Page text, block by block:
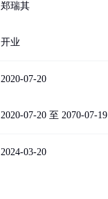
郑瑞其
开业
2020-07-20
2020-07-20 至 2070-07-19
2024-03-20